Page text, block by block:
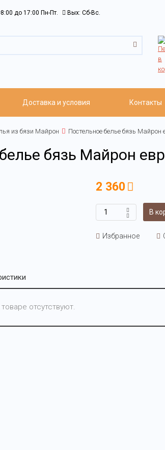
до 17:00 Пн-Пт. Вых: Сб-Вс.
Доставка и условия Контакты
из бязи Майрон Постельное белье бязь Майрон
бязь Майрон
2 360
В
Избранное
отсутствуют.